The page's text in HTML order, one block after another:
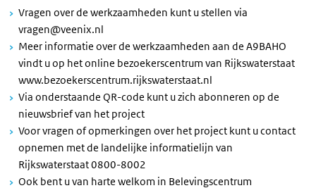
Vragen over de werkzaamheden kunt u stellen via
vragen@veenix.nl
Meer informatie over de werkzaamheden aan de A9BAHO
vindt u op het online bezoekerscentrum van Rijkswaterstaat
www.bezoekerscentrum.rijkswaterstaat.nl
Via onderstaande QR-code kunt u zich abonneren op de
nieuwsbrief van het project
Voor vragen of opmerkingen over het project kunt u contact
opnemen met de landelijke informatielijn van
Rijkswaterstaat 0800-8002
Ook bent u van harte welkom in Belevingscentrum